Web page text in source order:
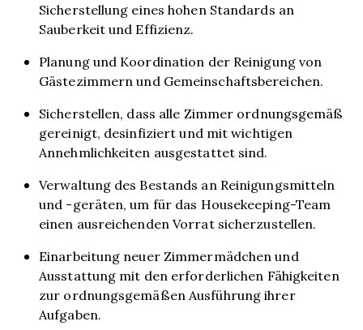
Sicherstellung eines hohen Standards an
Sauberkeit und Effizienz.
Planung und Koordination der Reinigung von
Gästezimmern und Gemeinschaftsbereichen.
Sicherstellen, dass alle Zimmer ordnungsgemäß
gereinigt, desinfiziert und mit wichtigen
Annehmlichkeiten ausgestattet sind.
Verwaltung des Bestands an Reinigungsmitteln
und -geräten, um für das Housekeeping-Team
einen ausreichenden Vorrat sicherzustellen.
Einarbeitung neuer Zimmermädchen und
Ausstattung mit den erforderlichen Fähigkeiten
zur ordnungsgemäßen Ausführung ihrer
Aufgaben.